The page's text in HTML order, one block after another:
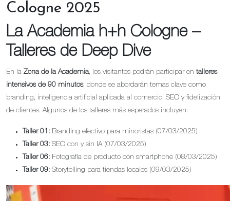
Cologne 2025
La Academia h+h Cologne –
Talleres de Deep Dive
En la Zona de la Academia, los visitantes podrán participar en talleres
intensivos de 90 minutos, donde se abordarán temas clave como
branding, inteligencia artificial aplicada al comercio, SEO y fidelización
de clientes. Algunos de los talleres más esperados incluyen:
Taller 01: Branding efectivo para minoristas (07/03/2025)
Taller 03: SEO con y sin IA (07/03/2025)
Taller 06: Fotografía de producto con smartphone (08/03/2025)
Taller 09: Storytelling para tiendas locales (09/03/2025)